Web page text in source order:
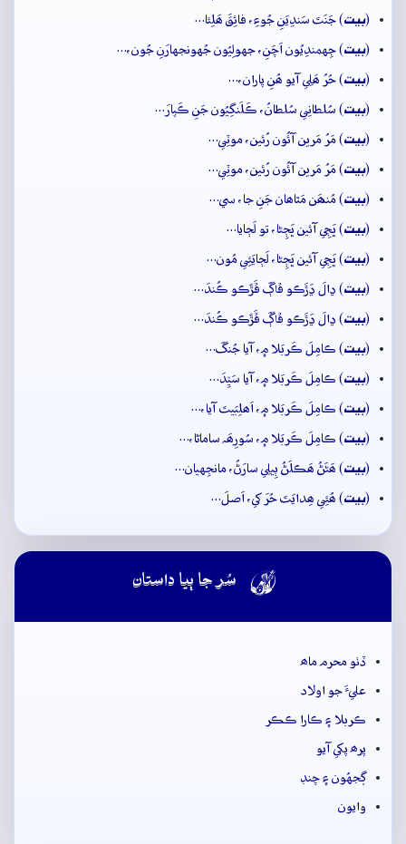
(بيت) جَنَتَ سَندِيَنِ جُوءِ، فائِقَ ھَلِئا…
(بيت) جِهمندِيُون اَچَنِ، جهولِيُون جُهونجهارَنِ جُون،…
(بيت) حُرُ ھَلِي آيو ھُنِ پاران،…
(بيت) سُلطانِي سُلطانُ، ڪَلَنگِيُون جَنِ ڪَپارَ…
(بيت) مَرُ مَرين آئُون رُئين، موٽِي…
(بيت) مَرُ مَرين آئُون رُئين، موٽِي…
(بيت) مُنھَن مَٿاھان جَنِ جا، سي…
(بيت) ڀَڄِي آئين ڀَڄِڻا، تو لَڄايا…
(بيت) ڀَڄِي آئين ڀَڄِڻا، لَڄايَئِي مُون…
(بيت) ڍالَ ڍَڙَڪو ڦاڳَ ڦَڙَڪو ڪُندَ…
(بيت) ڍالَ ڍَڙَڪو ڦاڳَ ڦَڙَڪو ڪُندَ…
(بيت) ڪامِلَ ڪَربَلا ۾، آيا جُنگَ…
(بيت) ڪامِلَ ڪَربَلا ۾، آيا سَيِّدَ…
(بيت) ڪامِلَ ڪَربَلا ۾، اَھلِبَيتَ آيا،…
(بيت) ڪامِلَ ڪَربَلا ۾، سُورِھَہ ساماڻا،…
(بيت) ھَڻَڻُ ھَڪلَڻُ ٻِيلِي سارَڻُ، مانجِهيان…
(بيت) ھُئِي ھِدايَتَ حُرَ کي، اَصلَ…
 سُر جا ٻيا داستان
ڏٺو محرم ماھ
عليءَ جو اولاد
ڪربلا ۽ ڪارا ڪڪر
پرھ پکي آيو
ڳجهُون ۽ چنڊ
وايون